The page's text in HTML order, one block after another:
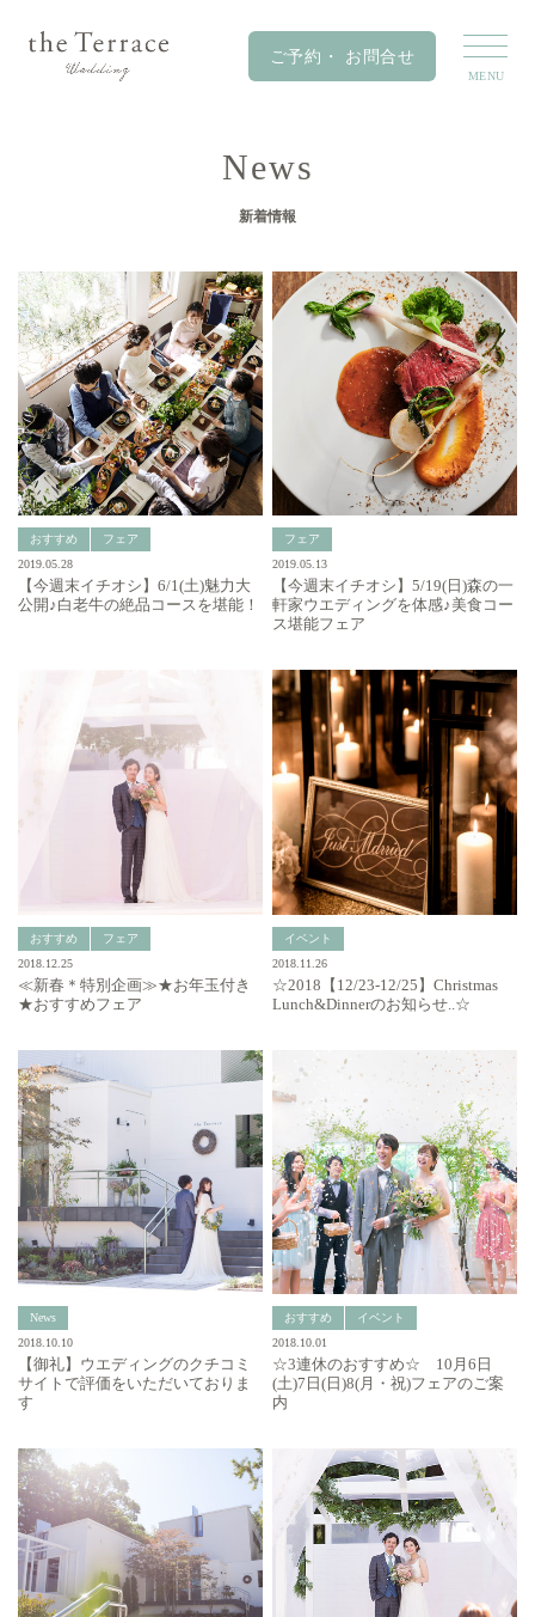
News
新着情報
おすすめ
フェア
2019.05.28
【今週末イチオシ】6/1(土)魅力大
公開♪白老牛の絶品コースを堪能！
フェア
2019.05.13
【今週末イチオシ】5/19(日)森の一
軒家ウエディングを体感♪美食コー
ス堪能フェア
おすすめ
フェア
2018.12.25
≪新春＊特別企画≫★お年玉付き
★おすすめフェア
イベント
2018.11.26
☆2018【12/23-12/25】Christmas
Lunch&Dinnerのお知らせ..☆
News
2018.10.10
【御礼】ウエディングのクチコミ
サイトで評価をいただいておりま
す
おすすめ
イベント
2018.10.01
☆3連休のおすすめ☆ 10月6日
(土)7日(日)8(月・祝)フェアのご案
内